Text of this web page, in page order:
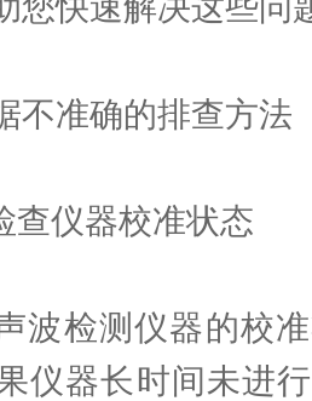
您快速解决这些问
准确的排查方法
仪器校准状态
检测仪器的校准
仪器长时间未进